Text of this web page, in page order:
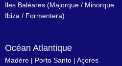
Iles Baléares (Majorque / Minorque
Ibiza / Formentera)
Océan Atlantique
Madère | Porto Santo | Açores